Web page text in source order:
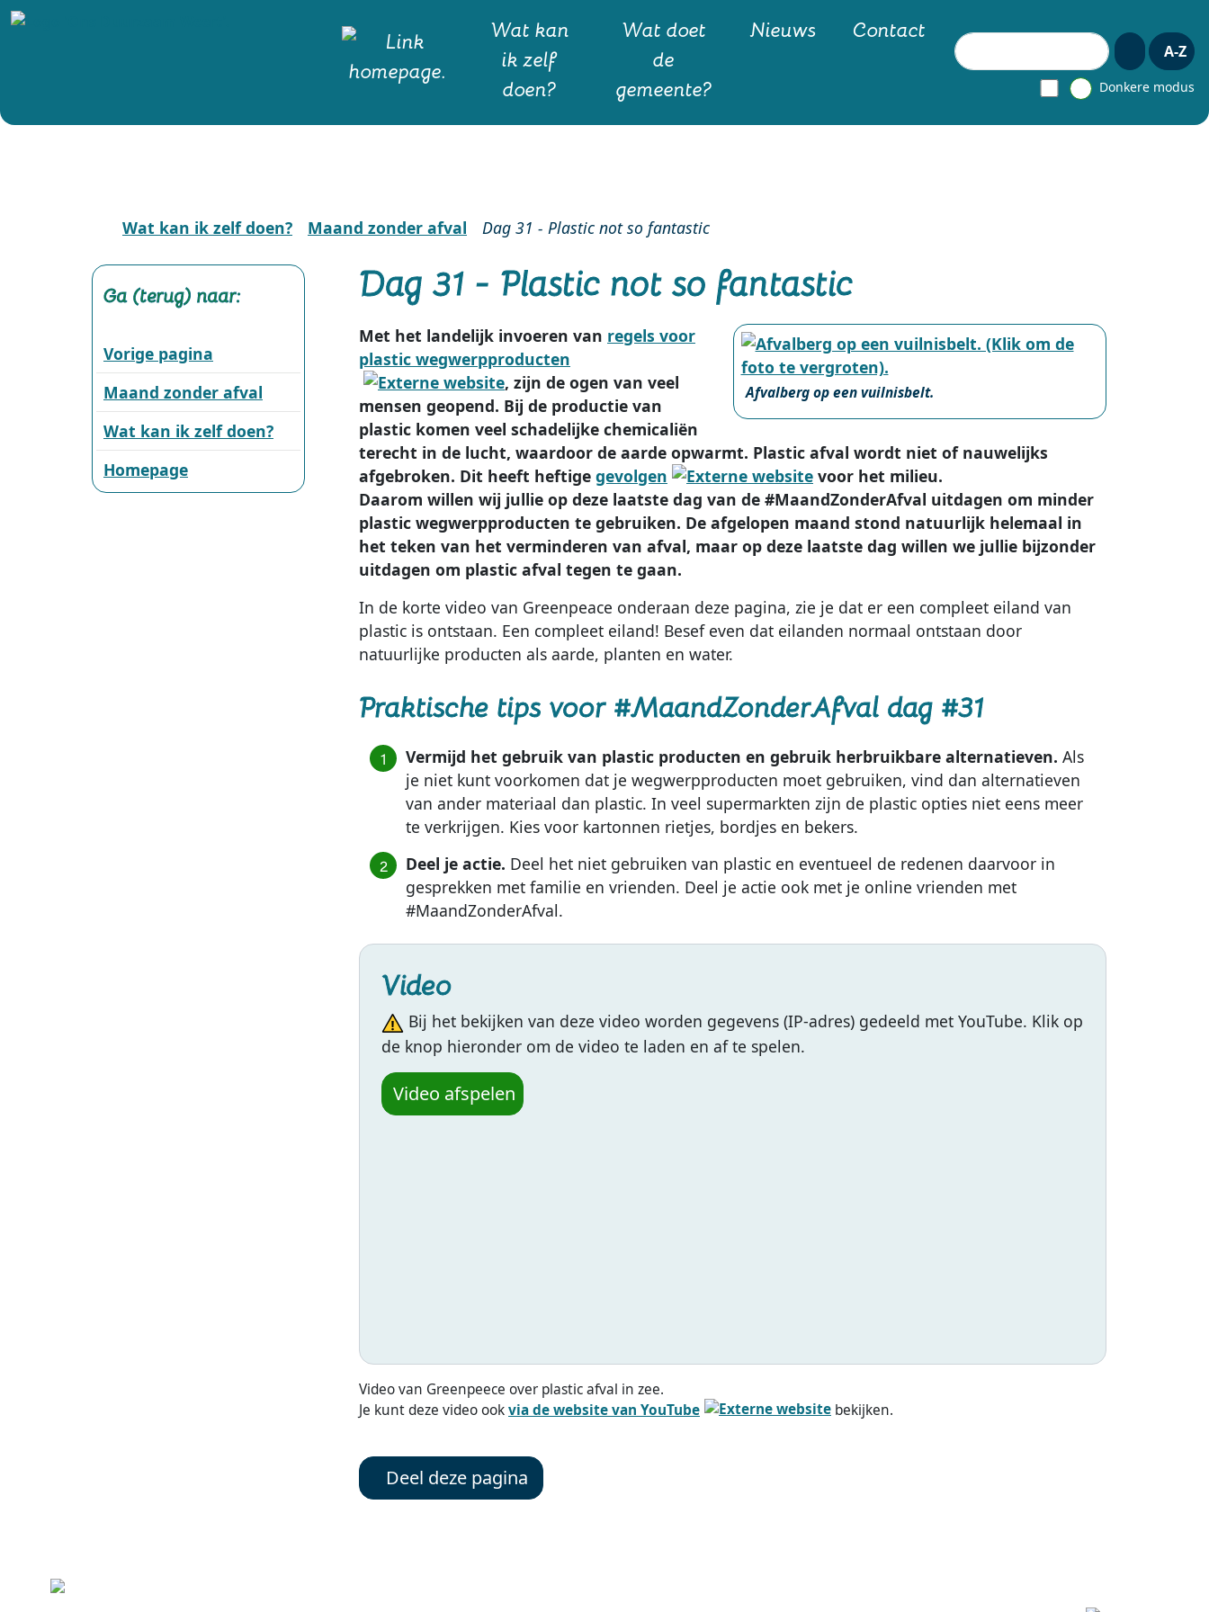
Wat kan
ik zelf
doen?
Wat doet
de
gemeente?
Nieuws Contact Zoeken A-Z
Donkere modus
Wat kan ik zelf doen? Maand zonder afval Dag 31 - Plastic not so fantastic
Ga (terug) naar:
Vorige pagina
Maand zonder afval
Wat kan ik zelf doen?
Homepage
Dag 31 - Plastic not so fantastic
Afvalberg op een vuilnisbelt.
Met het landelijk invoeren van regels voor
plastic wegwerpproducten
, zijn de ogen van veel
mensen geopend. Bij de productie van
plastic komen veel schadelijke chemicaliën
terecht in de lucht, waardoor de aarde opwarmt. Plastic afval wordt niet of nauwelijks
afgebroken. Dit heeft heftige gevolgen
voor het milieu.
Daarom willen wij jullie op deze laatste dag van de #MaandZonderAfval uitdagen om minder
plastic wegwerpproducten te gebruiken. De afgelopen maand stond natuurlijk helemaal in
het teken van het verminderen van afval, maar op deze laatste dag willen we jullie bijzonder
uitdagen om plastic afval tegen te gaan.
In de korte video van Greenpeace onderaan deze pagina, zie je dat er een compleet eiland van
plastic is ontstaan. Een compleet eiland! Besef even dat eilanden normaal ontstaan door
natuurlijke producten als aarde, planten en water.
Praktische tips voor #MaandZonderAfval dag #31
Vermijd het gebruik van plastic producten en gebruik herbruikbare alternatieven. Als
je niet kunt voorkomen dat je wegwerpproducten moet gebruiken, vind dan alternatieven
van ander materiaal dan plastic. In veel supermarkten zijn de plastic opties niet eens meer
te verkrijgen. Kies voor kartonnen rietjes, bordjes en bekers.
Deel je actie. Deel het niet gebruiken van plastic en eventueel de redenen daarvoor in
gesprekken met familie en vrienden. Deel je actie ook met je online vrienden met
#MaandZonderAfval.
Video
Bij het bekijken van deze video worden gegevens (IP-adres) gedeeld met YouTube. Klik op
de knop hieronder om de video te laden en af te spelen.
Video afspelen
Video van Greenpeece over plastic afval in zee.
Je kunt deze video ookvia de website van YouTube bekijken.
Deel deze pagina